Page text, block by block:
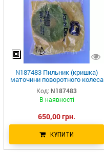
N187483 Пильник (кришка)
маточини поворотного колеса
john Deere
Код: N187483
В наявності
650,00 грн.
КУПИТИ